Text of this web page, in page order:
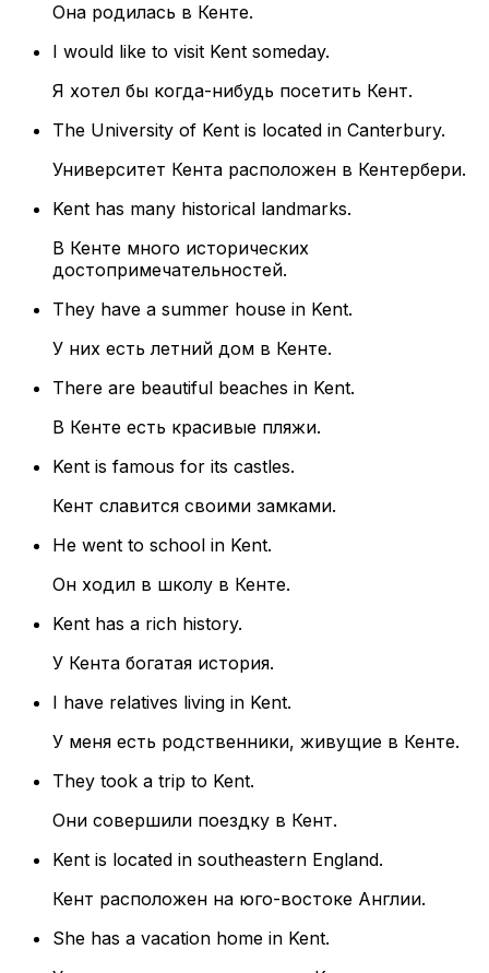
Она родилась в Кенте.
I would like to visit Kent someday.
Я хотел бы когда-нибудь посетить Кент.
The University of Kent is located in Canterbury.
Университет Кента расположен в Кентербери.
Kent has many historical landmarks.
В Кенте много исторических
достопримечательностей.
They have a summer house in Kent.
У них есть летний дом в Кенте.
There are beautiful beaches in Kent.
В Кенте есть красивые пляжи.
Kent is famous for its castles.
Кент славится своими замками.
He went to school in Kent.
Он ходил в школу в Кенте.
Kent has a rich history.
У Кента богатая история.
I have relatives living in Kent.
У меня есть родственники, живущие в Кенте.
They took a trip to Kent.
Они совершили поездку в Кент.
Kent is located in southeastern England.
Кент расположен на юго-востоке Англии.
She has a vacation home in Kent.